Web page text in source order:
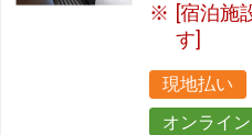
[宿泊施
す]
現地払い
オンライ